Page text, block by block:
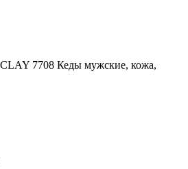
7708 Кеды мужские, кожа,